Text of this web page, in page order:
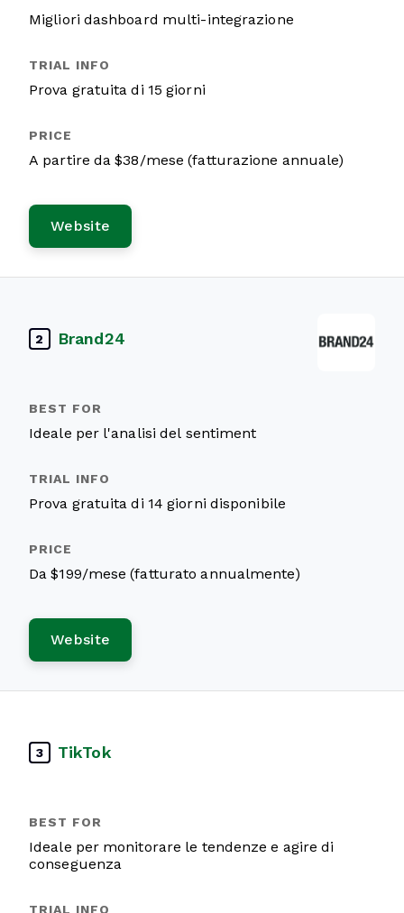
Migliori dashboard multi-integrazione
Prova gratuita di 15 giorni
A partire da $38/mese (fatturazione annuale)
Website
2 Brand24
Ideale per l'analisi del sentiment
Prova gratuita di 14 giorni disponibile
Da $199/mese (fatturato annualmente)
Website
3 TikTok
Ideale per monitorare le tendenze e agire di
conseguenza